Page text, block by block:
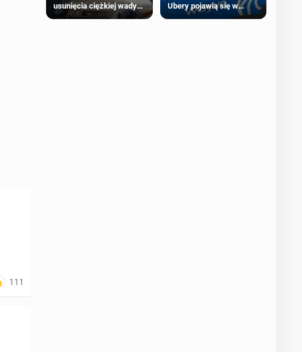
111
usunięcia ciężkiej wady
wrodzonej płodu w łonie
Ubery pojawią się w
Londynie jeszcze tego